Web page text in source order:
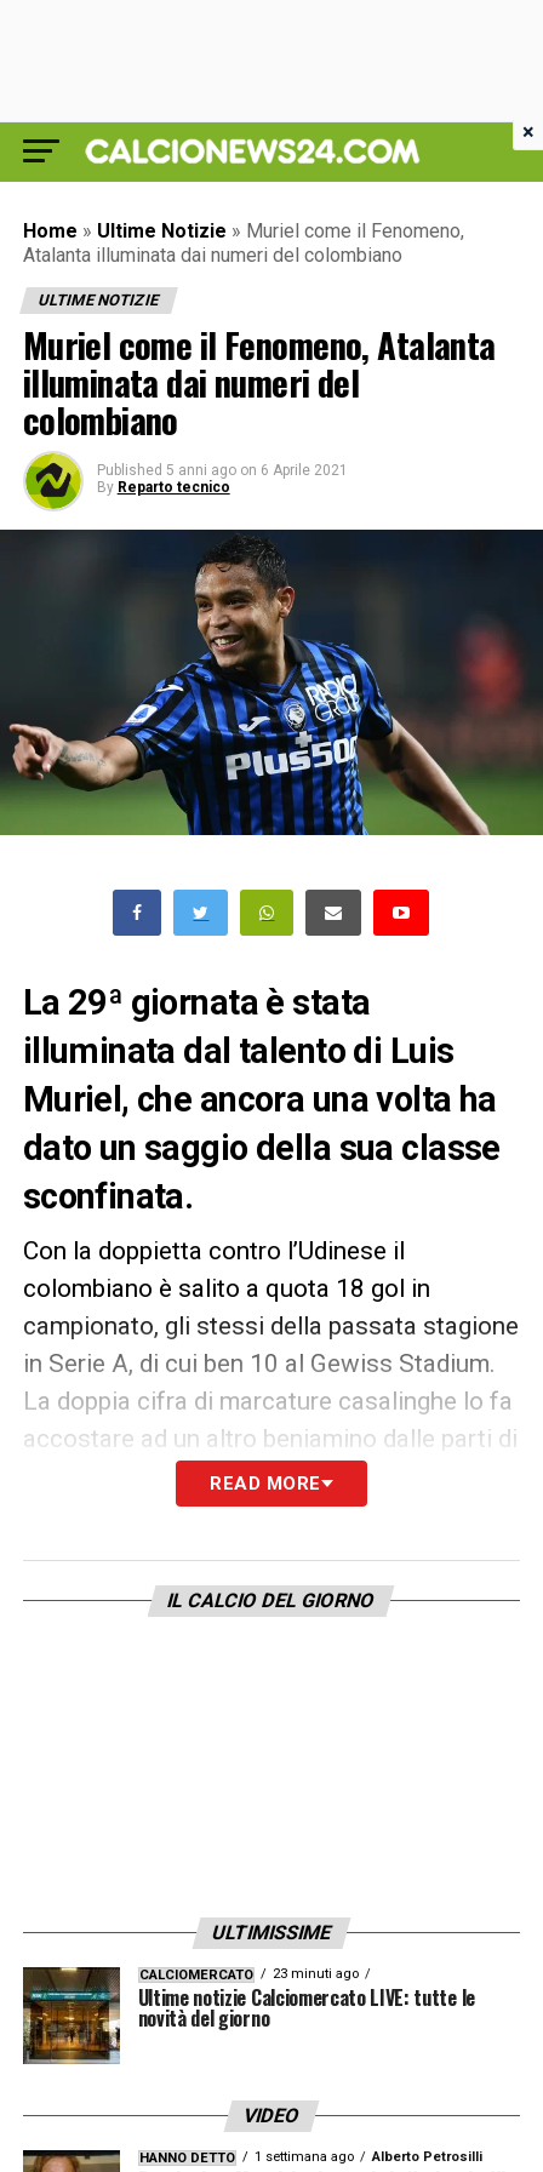
Home » Ultime Notizie » Muriel come il Fenomeno,
Atalanta illuminata dai numeri del colombiano
ULTIME NOTIZIE
Muriel come il Fenomeno, Atalanta
illuminata dai numeri del
colombiano
Published 5 anni ago on 6 Aprile 2021
By Reparto tecnico
La 29ª giornata è stata
illuminata dal talento di Luis
Muriel, che ancora una volta ha
dato un saggio della sua classe
sconfinata.
Con la doppietta contro l’Udinese il
colombiano è salito a quota 18 gol in
campionato, gli stessi della passata stagione
in Serie A, di cui ben 10 al Gewiss Stadium.
La doppia cifra di marcature casalinghe lo fa
accostare ad un altro beniamino dalle parti di
Bergamo, Germán Denis, l’unico giocatore
della Dea oltre a Muriel a segnare almeno 10
XXI secolo. Ma quando si parla
READ MORE
IL CALCIO DEL GIORNO
ULTIMISSIME
CALCIOMERCATO 23 minuti ago
Ultime notizie Calciomercato LIVE: tutte le
novità del giorno
VIDEO
HANNO DETTO 1 settimana ago Alberto Petrosilli
×